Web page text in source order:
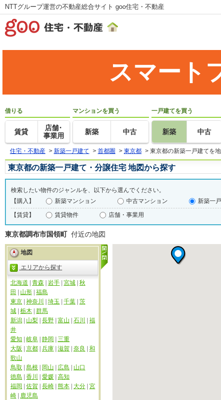
NTTグループ運営の不動産総合サイト goo住宅・不動産
スマート
借りる
賃貸
店舗･
事業用
マンションを買う
新築 中古
一戸建てを買う
新築 中古
住宅・不動産 > 新築一戸建て > 首都圏 > 東京都 > 東京都の新築一戸建てを
東京都の新築一戸建て・分譲住宅 地図から探す
検索したい物件のジャンルを、以下から選んでください。
【購入】
新築マンション 中古マンション
新築一
【賃貸】
賃貸物件 店舗・事業用
東京都調布市国領町付近の地図
地図
エリアから探す
北海道 青森 岩手 宮城 秋
田
山形 福島
東京 神奈川 埼玉 千葉 茨
城 栃木 群馬
新潟
山梨 長野 富山 石川
福
井
愛知
岐阜 静岡
三重
大阪
京都 兵庫 滋賀 奈良
和
歌山
鳥取
島根 岡山 広島
山口
徳島
香川 愛媛 高知
福岡
佐賀 長崎 熊本 大分 宮
崎
鹿児島